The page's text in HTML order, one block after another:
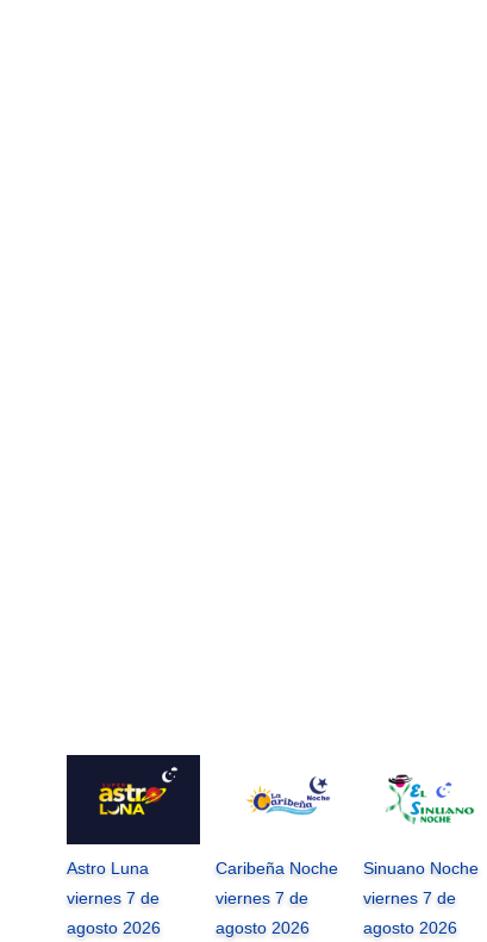
Astro Luna
viernes 7 de
agosto 2026
Caribeña Noche
viernes 7 de
agosto 2026
Sinuano Noche
viernes 7 de
agosto 2026